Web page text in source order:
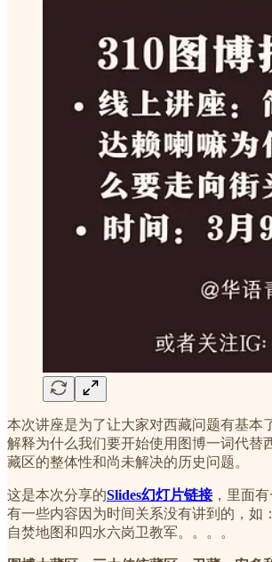
本次讲座是为了让大家对西藏问题有基本
解释为什么我们要开始使用图博一词代替
藏区的整体性和尚未解决的历史问题。
这是本次分享的Slides幻灯片链接，里面
有一些内容因为时间关系没有讲到的，如
自焚地图和四水六岗卫教军。。。。